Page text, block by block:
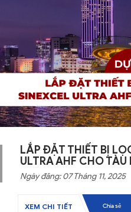
LẮP ĐẶT THIẾT BỊ
ULTRA AHF CHO TÀU
Ngày đăng: 07 Tháng 11, 2025
XEM CHI TIẾT Chia sẻ